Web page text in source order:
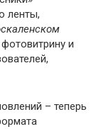
ленты,
и
– теперь